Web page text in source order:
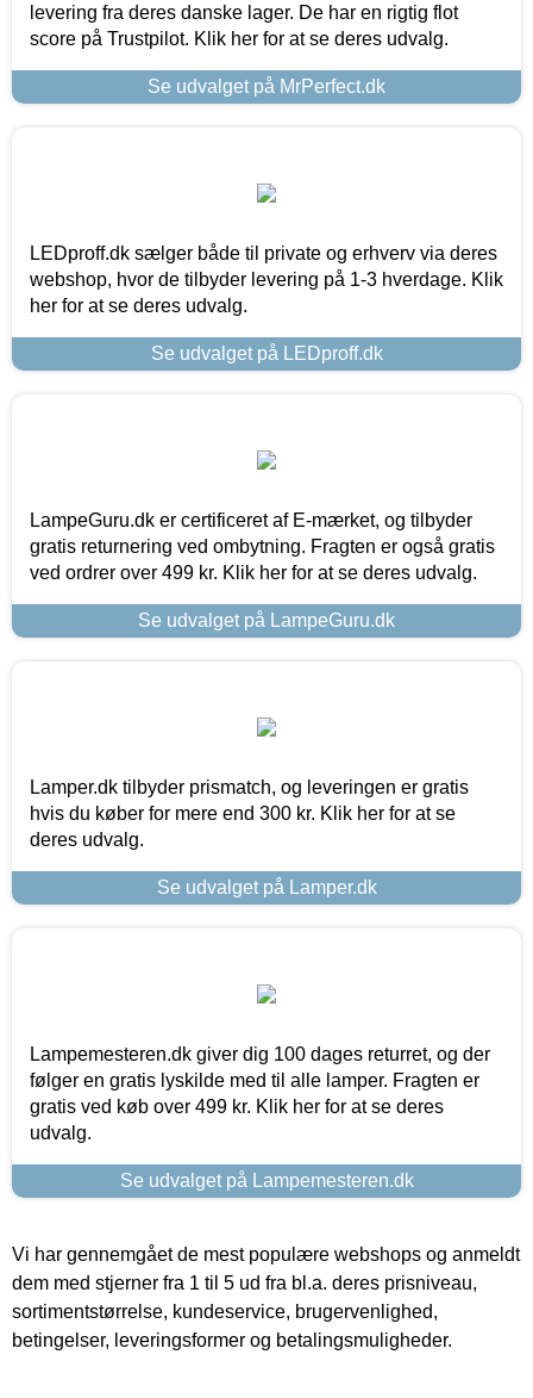
levering fra deres danske lager. De har en rigtig flot
score på Trustpilot. Klik her for at se deres udvalg.
Se udvalget på MrPerfect.dk
LEDproff.dk sælger både til private og erhverv via deres
webshop, hvor de tilbyder levering på 1-3 hverdage. Klik
her for at se deres udvalg.
Se udvalget på LEDproff.dk
LampeGuru.dk er certificeret af E-mærket, og tilbyder
gratis returnering ved ombytning. Fragten er også gratis
ved ordrer over 499 kr. Klik her for at se deres udvalg.
Se udvalget på LampeGuru.dk
Lamper.dk tilbyder prismatch, og leveringen er gratis
hvis du køber for mere end 300 kr. Klik her for at se
deres udvalg.
Se udvalget på Lamper.dk
Lampemesteren.dk giver dig 100 dages returret, og der
følger en gratis lyskilde med til alle lamper. Fragten er
gratis ved køb over 499 kr. Klik her for at se deres
udvalg.
Se udvalget på Lampemesteren.dk
Vi har gennemgået de mest populære webshops og anmeldt
dem med stjerner fra 1 til 5 ud fra bl.a. deres prisniveau,
sortimentstørrelse, kundeservice, brugervenlighed,
betingelser, leveringsformer og betalingsmuligheder.